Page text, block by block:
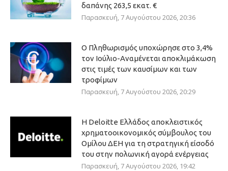
δαπάνης 263,5 εκατ. €
Παρασκευή, 7 Αυγούστου 2026, 20:36
Ο Πληθωρισμός υποχώρησε στο 3,4%
τον Ιούλιο-Αναμένεται αποκλιμάκωση
στις τιμές των καυσίμων και των
τροφίμων
Παρασκευή, 7 Αυγούστου 2026, 20:29
Η Deloitte Ελλάδος αποκλειστικός
χρηματοοικονομικός σύμβουλος του
Ομίλου ΔΕΗ για τη στρατηγική είσοδό
του στην πολωνική αγορά ενέργειας
Παρασκευή, 7 Αυγούστου 2026, 19:42